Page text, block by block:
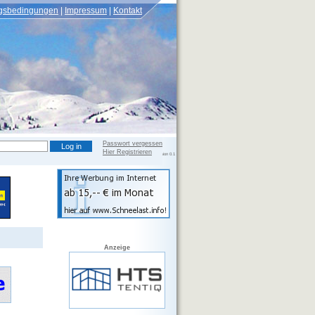
Impressum Kontakt
Passwort vergessen
Hier Registrieren
Anzeige
Version 0.2.108 beta, DB Version 0.1